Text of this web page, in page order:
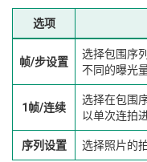
选项
帧/步设置
选择包围序
不同的曝光
1帧/连续
选择在包围
以单次连拍
序列设置 选择照片的